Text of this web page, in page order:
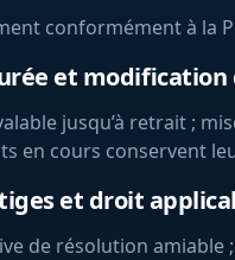
conformément à la
et modification
jusqu’à retrait ;
en cours conservent
et droit
de résolution amiable